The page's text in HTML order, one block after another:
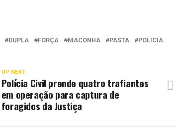
DUPLA FORÇA MACONHA PASTA
POLICIA
UP NEXT
Polícia Civil prende quatro trafiantes
em operação para captura de
foragidos da Justiça